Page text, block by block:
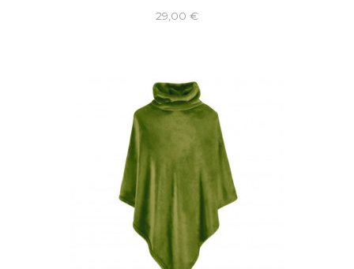
29,00 €